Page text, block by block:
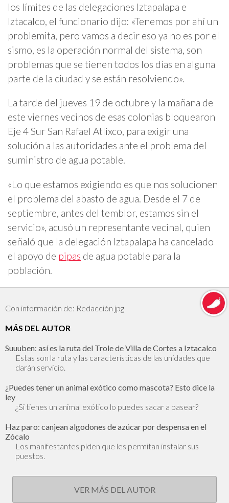
los límites de las delegaciones Iztapalapa e
Iztacalco, el funcionario dijo: «Tenemos por ahí un
problemita, pero vamos a decir eso ya no es por el
sismo, es la operación normal del sistema, son
problemas que se tienen todos los días en alguna
parte de la ciudad y se están resolviendo».
La tarde del jueves 19 de octubre y la mañana de
este viernes vecinos de esas colonias bloquearon
Eje 4 Sur San Rafael Atlixco, para exigir una
solución a las autoridades ante el problema del
suministro de agua potable.
«Lo que estamos exigiendo es que nos solucionen
el problema del abasto de agua. Desde el 7 de
septiembre, antes del temblor, estamos sin el
servicio», acusó un representante vecinal, quien
señaló que la delegación Iztapalapa ha cancelado
el apoyo de pipas de agua potable para la
población.
Con información de: Redacción jpg
MÁS DEL AUTOR
Suuuben: así es la ruta del Trole de Villa de Cortes a Iztacalco
Estas son la ruta y las características de las unidades que
darán servicio.
¿Puedes tener un animal exótico como mascota? Esto dice la
ley
¿Si tienes un animal exótico lo puedes sacar a pasear?
Haz paro: canjean algodones de azúcar por despensa en el
Zócalo
Los manifestantes piden que les permitan instalar sus
puestos.
VER MÁS DEL AUTOR